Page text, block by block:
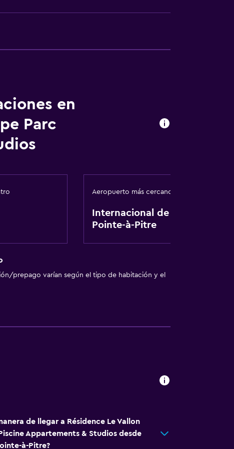
apoyo
en
Parc
Aeropuerto más cercano
Internacional de
Pointe-à-Pitre
prepago varían según el tipo de habitación y el
de llegar a Résidence Le Vallon
Appartements & Studios desde
à-Pitre?